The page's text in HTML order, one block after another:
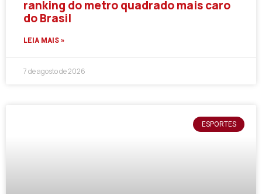
ranking do metro quadrado mais caro
do Brasil
LEIA MAIS »
7 de agosto de 2026
ESPORTES